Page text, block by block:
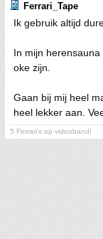
Ferrari_Tape
Ik gebruik altijd
In mijn
oke zijn.
Gaan bij mij heel
heel lekker aan.
5 Ferrari's op videoband!